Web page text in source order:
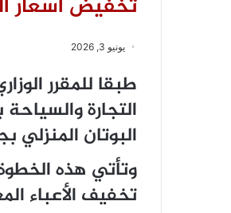
تخفيض أسعار
يونيو 3, 2026
البوتان المنزلي
وتأتي هذه
تخفيف الأعباء